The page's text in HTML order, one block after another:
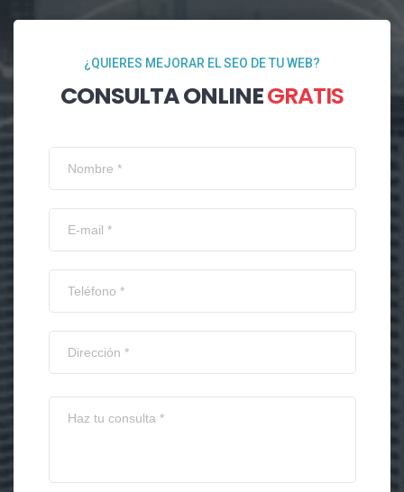
¿QUIERES MEJORAR EL SEO DE TU WEB?
CONSULTA ONLINEGRATIS